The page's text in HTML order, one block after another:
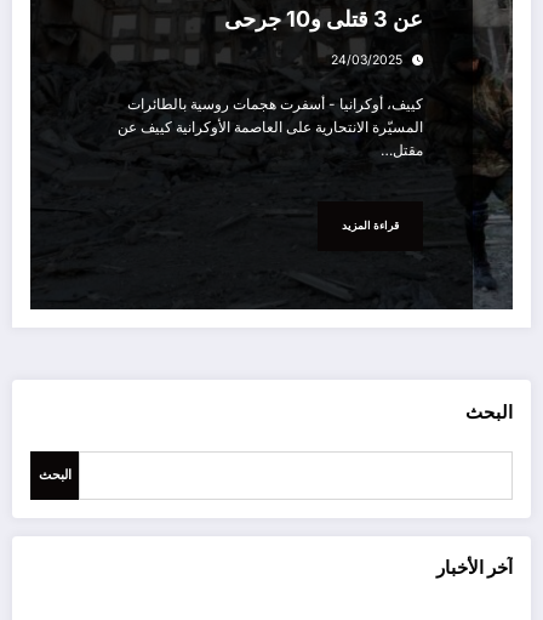
عن 3 قتلى و10 جرحى
24/03/2025
كييف، أوكرانيا - أسفرت هجمات روسية بالطائرات
المسيّرة الانتحارية على العاصمة الأوكرانية كييف عن
مقتل…
قراءة المزيد
البحث
البحث
آخر الأخبار